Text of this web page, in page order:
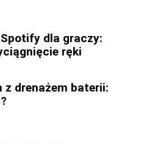
dla graczy:
ręki
z drenażem baterii: